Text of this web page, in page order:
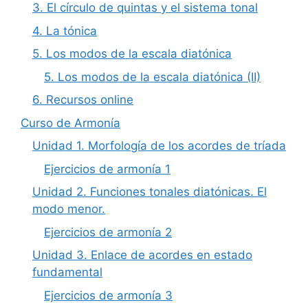
3. El círculo de quintas y el sistema tonal
4. La tónica
5. Los modos de la escala diatónica
5. Los modos de la escala diatónica (II)
6. Recursos online
Curso de Armonía
Unidad 1. Morfología de los acordes de tríada
Ejercicios de armonía 1
Unidad 2. Funciones tonales diatónicas. El
modo menor.
Ejercicios de armonía 2
Unidad 3. Enlace de acordes en estado
fundamental
Ejercicios de armonía 3